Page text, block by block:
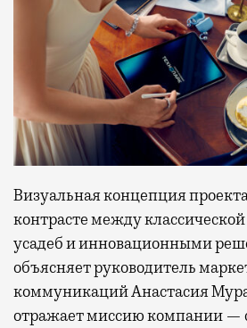
Визуальная концепция
контрасте между
усадеб и инновационными
объясняет руководитель
коммуникаций Анастасия
отражает миссию компании —